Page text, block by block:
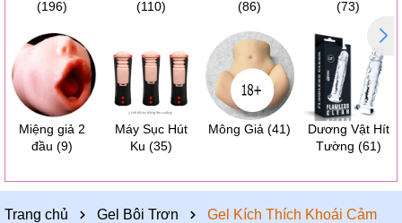
(196)
(110)
(86)
(73)
Miệng giả 2
đầu (9)
Máy Sục Hút
Ku (35)
Mông Giả (41)
Dương Vật Hít
Tường (61)
Trang chủ Gel Bôi Trơn
Gel Kích Thích Khoái Cảm